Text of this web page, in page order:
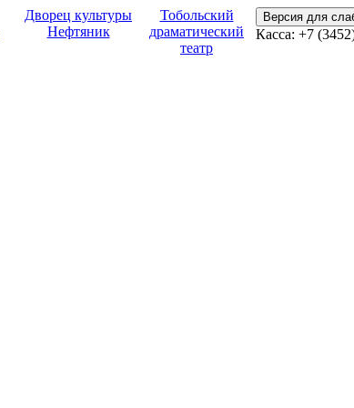
Дворец культуры
Нефтяник
Тобольский
драматический
театр
Версия для
Касса: +7